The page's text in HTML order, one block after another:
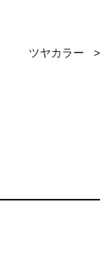
ツヤカラー